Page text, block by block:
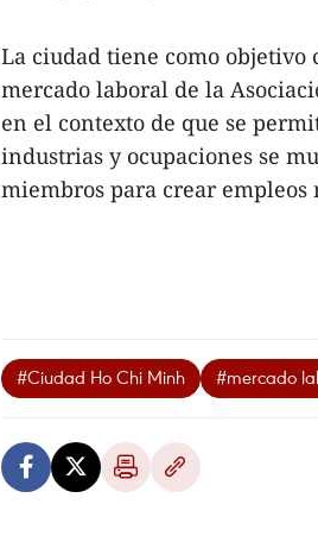
La ciudad tiene como
mercado laboral de la
en el contexto de que se
industrias y ocupaciones se
miembros para crear empleos
#Ciudad Ho Chi Minh #mercado